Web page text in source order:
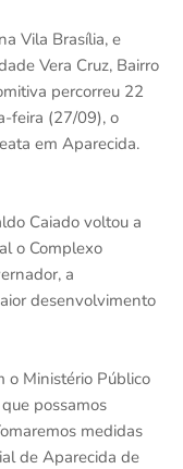
Vila Brasília, e
Vera Cruz, Bairro
percorreu 22
feira (27/09), o
em Aparecida.
Caiado voltou a
o Complexo
a
desenvolvimento
o Ministério Público
possamos
medidas
de Aparecida de